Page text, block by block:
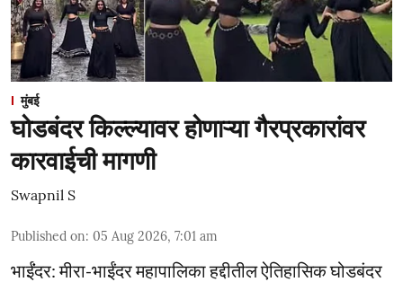
मुंबई
घोडबंदर किल्ल्यावर होणाऱ्या गैरप्रकारांवर
कारवाईची मागणी
Swapnil S
Published on: 05 Aug 2026, 7:01 am
भाईंंदर: मीरा-भाईंदर महापालिका हद्दीतील ऐतिहासिक घोडबंदर